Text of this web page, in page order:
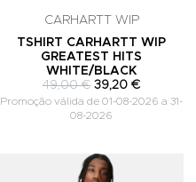
CARHARTT WIP
TSHIRT CARHARTT WIP
GREATEST HITS
WHITE/BLACK
49,00 € 39,20 €
Promoção válida de 01-08-2026 a 31-
08-2026
Adicionar aos Favoritos